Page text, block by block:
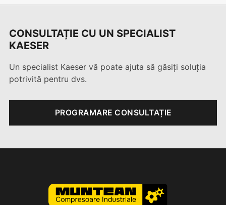
CONSULTAȚIE CU UN SPECIALIST
KAESER
Un specialist Kaeser vă poate ajuta să găsiți soluția
potrivită pentru dvs.
PROGRAMARE CONSULTAȚIE